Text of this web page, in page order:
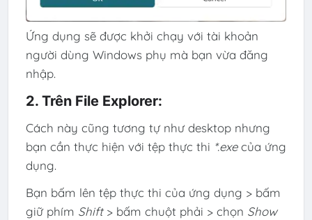
Ứng dụng sẽ được khởi chạy với tài khoản
người dùng Windows phụ mà bạn vừa đăng
nhập.
2. Trên File Explorer:
Cách này cũng tương tự như desktop nhưng
bạn cần thực hiện với tệp thực thi *.execủa ứng
dụng.
Bạn bấm lên tệp thực thi của ứng dụng > bấm
giữ phím Shift> bấm chuột phải > chọn Show